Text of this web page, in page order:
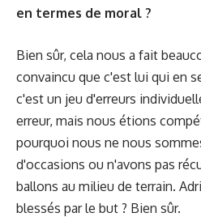
en termes de moral ?
Bien sûr, cela nous a fait
convaincu que c'est lui qui en
c'est un jeu d'erreurs
erreur, mais nous étions
pourquoi nous ne nous
d'occasions ou n'avons pas
ballons au milieu de terrain.
blessés par le but ? Bien sûr.